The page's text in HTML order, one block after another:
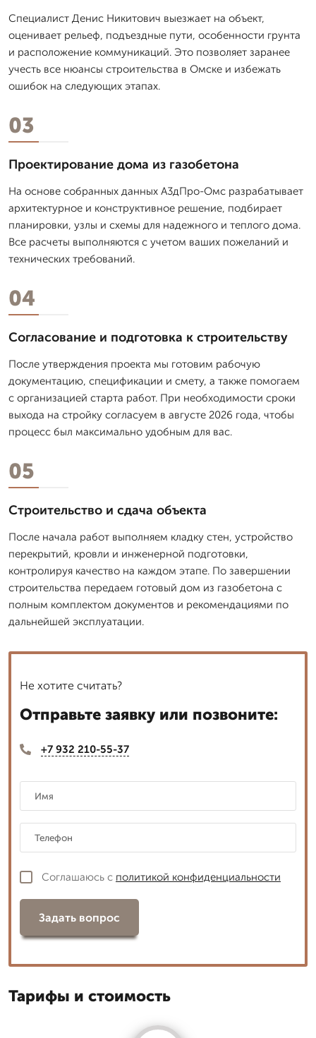
Специалист Денис Никитович выезжает на объект,
оценивает рельеф, подъездные пути, особенности грунта
и расположение коммуникаций. Это позволяет заранее
учесть все нюансы строительства в Омске и избежать
ошибок на следующих этапах.
03
Проектирование дома из газобетона
На основе собранных данных А3дПро-Омс разрабатывает
архитектурное и конструктивное решение, подбирает
планировки, узлы и схемы для надежного и теплого дома.
Все расчеты выполняются с учетом ваших пожеланий и
технических требований.
04
Согласование и подготовка к строительству
После утверждения проекта мы готовим рабочую
документацию, спецификации и смету, а также помогаем
с организацией старта работ. При необходимости сроки
выхода на стройку согласуем в августе 2026 года, чтобы
процесс был максимально удобным для вас.
05
Строительство и сдача объекта
После начала работ выполняем кладку стен, устройство
перекрытий, кровли и инженерной подготовки,
контролируя качество на каждом этапе. По завершении
строительства передаем готовый дом из газобетона с
полным комплектом документов и рекомендациями по
дальнейшей эксплуатации.
Не хотите считать?
Отправьте заявку или позвоните:
+7 932 210-55-37
Соглашаюсь с политикой конфиденциальности
Задать вопрос
Тарифы и стоимость